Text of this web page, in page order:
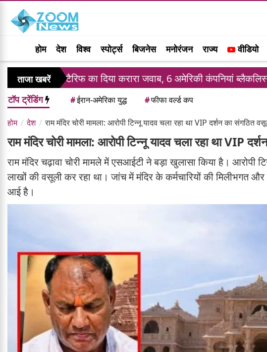
होम देश विश्व स्पोर्ट्स बिजनेस मनोरंजन राज्य वीडियो
ताजा खबरें
का दिया करारा जवाब, 6 अमेरिकी कंपनियां ब्लैकलिस्ट और ड्रोन
टॉप ट्रेंडिंग #ईरान-अमेरिका युद्ध #फीफा वर्ल्ड कप
होम देश राम मंदिर चोरी मामला: आरोपी टिन्नू यादव चला रहा था VIP दर्शन का संगठित
राम मंदिर चोरी मामला: आरोपी टिन्नू यादव चला रहा था VIP
राम मंदिर चढ़ावा चोरी मामले में एसआईटी ने बड़ा खुलासा किया है। आरोपी
लाखों की वसूली कर रहा था। जांच में मंदिर के कर्मचारियों की मिलीभगत
आई है।